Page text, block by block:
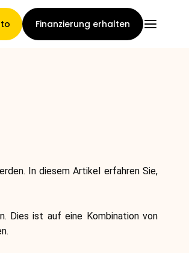
Finanzierung erhalten
der
In diesem Artikel erfahren Sie,
Dies ist auf eine Kombination von